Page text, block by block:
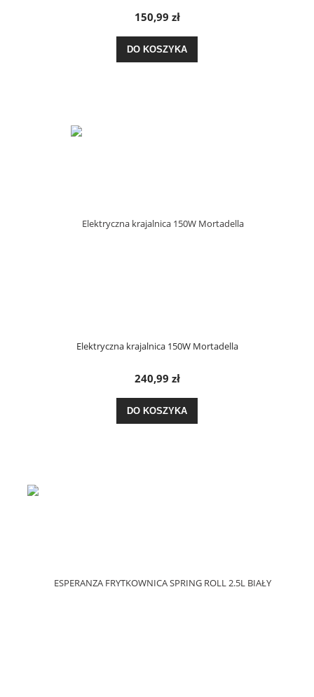
150,99 zł
DO KOSZYKA
Elektryczna krajalnica 150W Mortadella
240,99 zł
DO KOSZYKA